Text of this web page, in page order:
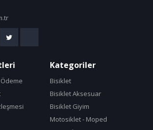
Kategoriler
Bisiklet
Bisiklet Aksesuar
Bisiklet Giyim
Motosiklet - Moped